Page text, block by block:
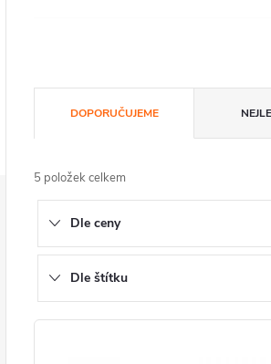
a
z
e
n
p
DOPORUČUJEME
5 položek celkem
Dle ceny
Dle štítku